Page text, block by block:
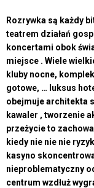
Rozrywka są każdy
teatrem działań
koncertami obok
miejsce . Wiele
kluby nocne,
gotowe, … luksus
obejmuje architekta
kawaler , tworzenie
przeżycie to
kiedy nie nie nie
kasyno
nieproblematyczny
centrum wzdłuż